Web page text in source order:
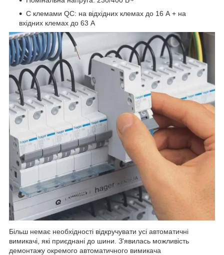
С клемами QC: на відхідних клемах до 16 А + на
вхідних клемах до 63 А
Більш немає необхідності відкручувати усі автоматичні
вимикачі, які приєднані до шини. З'явилась можливість
демонтажу окремого автоматичного вимикача